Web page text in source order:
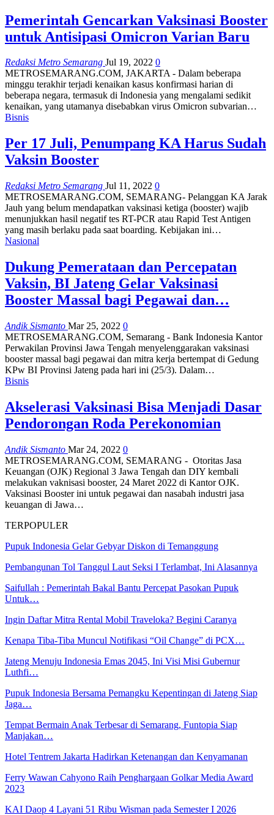
Pemerintah Gencarkan Vaksinasi Booster
untuk Antisipasi Omicron Varian Baru
Redaksi Metro Semarang Jul 19, 2022 0
METROSEMARANG.COM, JAKARTA - Dalam beberapa
minggu terakhir terjadi kenaikan kasus konfirmasi harian di
beberapa negara, termasuk di Indonesia yang mengalami sedikit
kenaikan, yang utamanya disebabkan virus Omicron subvarian…
Bisnis
Per 17 Juli, Penumpang KA Harus Sudah
Vaksin Booster
Redaksi Metro Semarang Jul 11, 2022 0
METROSEMARANG.COM, SEMARANG- Pelanggan KA Jarak
Jauh yang belum mendapatkan vaksinasi ketiga (booster) wajib
menunjukkan hasil negatif tes RT-PCR atau Rapid Test Antigen
yang masih berlaku pada saat boarding. Kebijakan ini…
Nasional
Dukung Pemerataan dan Percepatan
Vaksin, BI Jateng Gelar Vaksinasi
Booster Massal bagi Pegawai dan…
Andik Sismanto Mar 25, 2022 0
METROSEMARANG.COM, Semarang - Bank Indonesia Kantor
Perwakilan Provinsi Jawa Tengah menyelenggarakan vaksinasi
booster massal bagi pegawai dan mitra kerja bertempat di Gedung
KPw BI Provinsi Jateng pada hari ini (25/3). Dalam…
Bisnis
Akselerasi Vaksinasi Bisa Menjadi Dasar
Pendorongan Roda Perekonomian
Andik Sismanto Mar 24, 2022 0
METROSEMARANG.COM, SEMARANG - Otoritas Jasa
Keuangan (OJK) Regional 3 Jawa Tengah dan DIY kembali
melakukan vaknisasi booster, 24 Maret 2022 di Kantor OJK.
Vaksinasi Booster ini untuk pegawai dan nasabah industri jasa
keuangan di Jawa…
TERPOPULER
Pupuk Indonesia Gelar Gebyar Diskon di Temanggung
Pembangunan Tol Tanggul Laut Seksi I Terlambat, Ini Alasannya
Saifullah : Pemerintah Bakal Bantu Percepat Pasokan Pupuk
Untuk…
Ingin Daftar Mitra Rental Mobil Traveloka? Begini Caranya
Kenapa Tiba-Tiba Muncul Notifikasi “Oil Change” di PCX…
Jateng Menuju Indonesia Emas 2045, Ini Visi Misi Gubernur
Luthfi…
Pupuk Indonesia Bersama Pemangku Kepentingan di Jateng Siap
Jaga…
Tempat Bermain Anak Terbesar di Semarang, Funtopia Siap
Manjakan…
Hotel Tentrem Jakarta Hadirkan Ketenangan dan Kenyamanan
Ferry Wawan Cahyono Raih Penghargaan Golkar Media Award
2023
KAI Daop 4 Layani 51 Ribu Wisman pada Semester I 2026